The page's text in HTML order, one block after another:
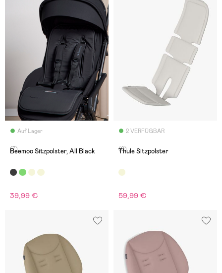
Auf Lager
(7)
Beemoo Sitzpolster, All Black
39,99 €
2 VERFÜGBAR
(0)
Thule Sitzpolster
59,99 €